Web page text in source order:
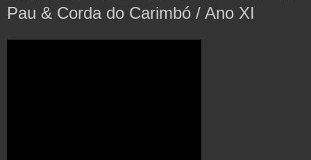
Pau & Corda do Carimbó / Ano XI